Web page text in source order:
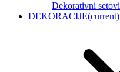
Dekorativni setovi
DEKORACIJE(current)